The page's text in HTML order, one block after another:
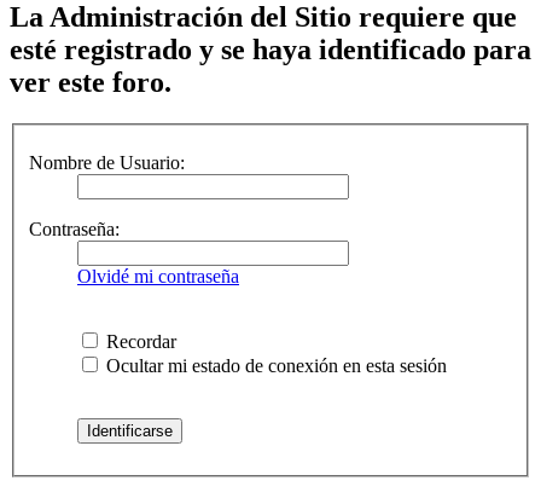
La Administración del Sitio requiere que
esté registrado y se haya identificado para
ver este foro.
Nombre de Usuario:
Contraseña:
Olvidé mi contraseña
Recordar
Ocultar mi estado de conexión en esta sesión